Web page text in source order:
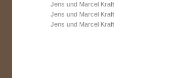
Jens und Marcel Kraft
Jens und Marcel Kraft
Jens und Marcel Kraft